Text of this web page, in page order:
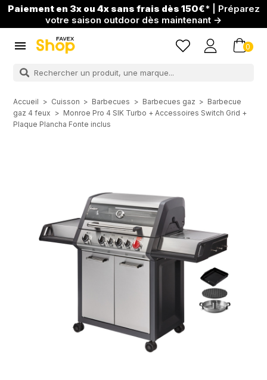
Paiement en 3x ou 4x sans frais dès 150€* | Préparez
votre saison outdoor dès maintenant →
 0
Accueil Cuisson Barbecues Barbecues gaz
Barbecue
gaz 4 feux
Monroe Pro 4 SIK Turbo + Accessoires Switch Grid +
Plaque Plancha Fonte inclus